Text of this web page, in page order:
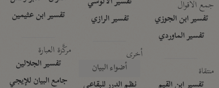
جمع الأقوال
تفسير ابن الجوزي
تفسير الماوردي
منتقاة
تفسير الرازي
أخرى
أضواء البيان
تفسير ابن عثيمين
مركَّزة العبارة
تفسير الجلالين
جامع البيان للإيجي